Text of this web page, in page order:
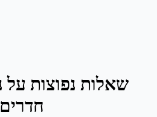
שאלות נפוצות על
חדרים